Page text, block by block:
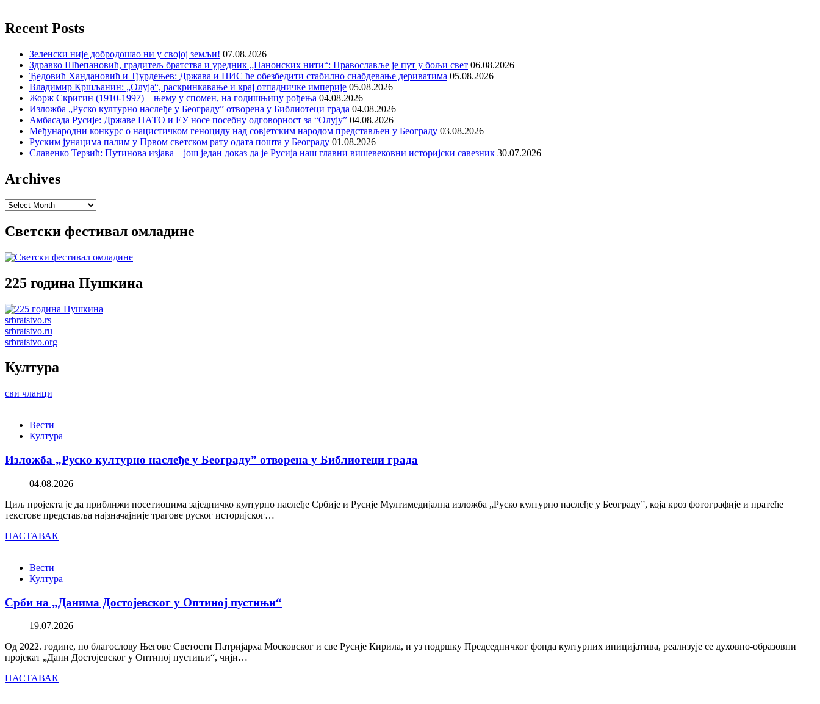
Recent Posts
Зеленски није добродошао ни у својој земљи! 07.08.2026
Здравко Шћепановић, градитељ братства и уредник „Панонских нити“: Православље је пут у бољи свет 06.08.2026
Ђедовић Хандановић и Тјурдењев: Држава и НИС ће обезбедити стабилно снабдевање дериватима 05.08.2026
Владимир Кршљанин: „Олуја“, раскринкавање и крај отпадничке империје 05.08.2026
Жорж Скригин (1910-1997) – њему у спомен, на годишњицу рођења 04.08.2026
Изложба „Руско културно наслеђе у Београду” отворена у Библиотеци града 04.08.2026
Амбасада Русије: Државе НАТО и ЕУ носе посебну одговорност за “Олују” 04.08.2026
Међународни конкурс о нацистичком геноциду над совјетским народом представљен у Београду 03.08.2026
Руским јунацима палим у Првом светском рату одата пошта у Београду 01.08.2026
Славенко Терзић: Путинова изјава – још један доказ да је Русија наш главни вишевековни историјски савезник 30.07.2026
Archives
Archives
Светски фестивал омладине
225 година Пушкина
srbratstvo.rs
srbratstvo.ru
srbratstvo.org
Култура
сви чланци
Вести
Култура
Изложба „Руско културно наслеђе у Београду” отворена у Библиотеци града
04.08.2026
Циљ пројекта је да приближи посетиоцима заједничко културно наслеђе Србије и Русије Мултимедијална изложба „Руско културно наслеђе у Београду”, која кроз фотографије и пратеће
текстове представља најзначајније трагове руског историјског…
НАСТАВАК
Вести
Култура
Срби на „Данима Достојевског у Оптиној пустињи“
19.07.2026
Од 2022. године, по благослову Његове Светости Патријарха Московског и све Русије Кирила, и уз подршку Председничког фонда културних иницијатива, реализује се духовно-образовни
пројекат „Дани Достојевског у Оптиној пустињи“, чији…
НАСТАВАК